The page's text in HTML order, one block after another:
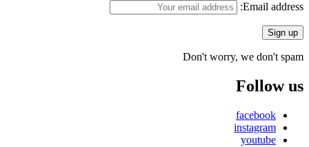
Email address:
Don't worry, we don't spam
Follow us
facebook
instagram
youtube